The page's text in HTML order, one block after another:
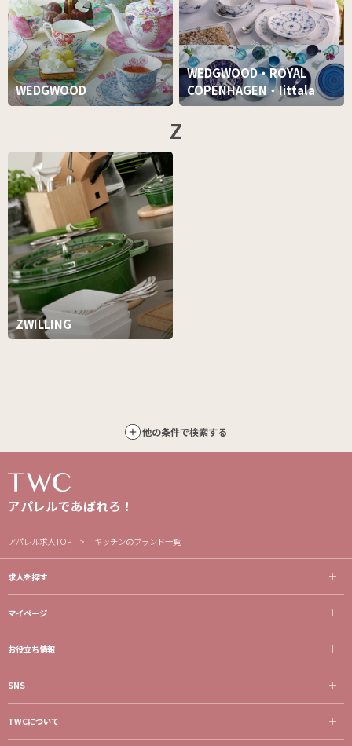
WEDGWOOD
WEDGWOOD・ROYAL
COPENHAGEN・Iittala
Z
ZWILLING
他の条件で検索する
アパレルであばれろ！
アパレル求人TOP キッチンのブランド一覧
求人を探す
マイページ
お役立ち情報
SNS
TWCについて